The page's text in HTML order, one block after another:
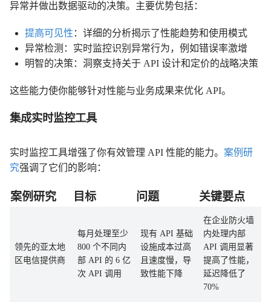
异常并做出数据驱动的决策。主要优势包括：
提高可见性 ：详细的分析揭示了性能趋势和使用模式
异常检测：实时监控识别异常行为，例如错误率激增
明智的决策：洞察支持关于 API 设计和定价的战略决策
这些能力使你能够针对性能与业务成果来优化 API。
集成实时监控工具
实时监控工具增强了你有效管理 API 性能的能力。 案例研
究强调了它们的影响：
案例研究 目标 问题 关键要点
领先的亚太地
区电信提供商
每月处理至少
800 个不同内
部 API 的 6 亿
次 API 调用
现有 API 基础
设施成本过高
且速度慢，导
致性能下降
在企业防火墙
内处理内部
API 调用显著
提高了性能，
延迟降低了
70%